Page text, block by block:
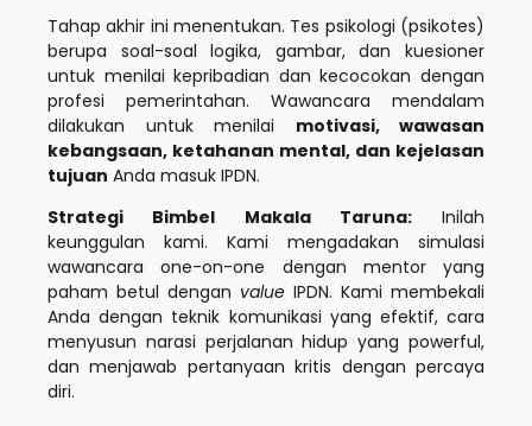
Tahap akhir ini menentukan. Tes psikologi (psikotes)
berupa soal-soal logika, gambar, dan kuesioner
untuk menilai kepribadian dan kecocokan dengan
profesi pemerintahan. Wawancara mendalam
dilakukan untuk menilai motivasi, wawasan
kebangsaan, ketahanan mental, dan kejelasan
tujuan Anda masuk IPDN.
Strategi Bimbel Makala Taruna:Inilah
keunggulan kami. Kami mengadakan simulasi
wawancara one-on-one dengan mentor yang
paham betul dengan value IPDN. Kami membekali
Anda dengan teknik komunikasi yang efektif, cara
menyusun narasi perjalanan hidup yang powerful,
dan menjawab pertanyaan kritis dengan percaya
diri.